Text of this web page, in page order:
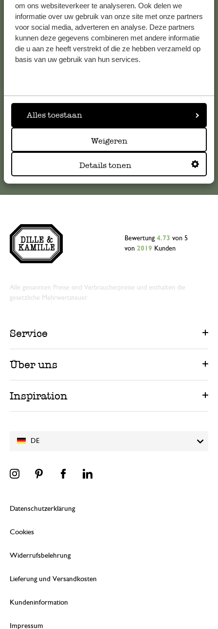
om ons websiteverkeer te analyseren. Ook delen we
informatie over uw gebruik van onze site met onze partners
voor social media, adverteren en analyse. Deze partners
kunnen deze gegevens combineren met andere informatie
die u aan ze heeft verstrekt of die ze hebben verzameld op
basis van uw gebruik van hun services.
Alles toestaan
Weigeren
Details tonen
Kundenservice/Hilfe
Falls Sie Fragen haben oder Tipps und Hilfe brauchen, wenden
kundenservice@dille-kamille.de
DE
Bewertung 4.73 von 5
von 2019 Kunden
Alle genannten Preise sind Verbraucherpreise und enthalten die
gesetzliche Mehrwertsteuer.
Service
Über uns
Inspiration
Datenschutzerklärung
Cookies
Widerrufsbelehrung
Lieferung und Versandkosten
Kundeninformation
Impressum